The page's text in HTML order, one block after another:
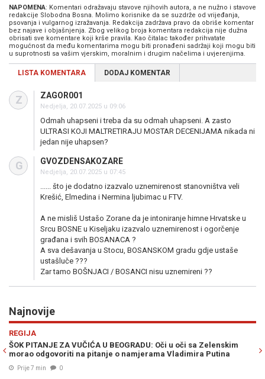
NAPOMENA: Komentari odražavaju stavove njihovih autora, a ne nužno i stavove
redakcije Slobodna Bosna. Molimo korisnike da se suzdrže od vrijeđanja,
psovanja i vulgarnog izražavanja. Redakcija zadržava pravo da obriše komentar
bez najave i objašnjenja. Zbog velikog broja komentara redakcija nije dužna
obrisati sve komentare koji krše pravila. Kao čitalac također prihvatate
mogućnost da među komentarima mogu biti pronađeni sadržaji koji mogu biti
u suprotnosti sa vašim vjerskim, moralnim i drugim načelima i uvjerenjima.
LISTA KOMENTARA DODAJ KOMENTAR
Z ZAGOR001
Nedjelja, 20.07.2025 u 09:06
Odmah uhapseni i treba da su odmah uhapseni. A zasto
ULTRASI KOJI MALTRETIRAJU MOSTAR DECENIJAMA nikada ni
jedan nije uhapsen?
G GVOZDENSAKOZARE
Nedjelja, 20.07.2025 u 07:45
...... što je dodatno izazvalo uznemirenost stanovništva veli
Krešić, Elmedina i Nermina ljubimac u FTV.
A ne misliš Ustašo Zorane da je intoniranje himne Hrvatske u
Srcu BOSNE u Kiseljaku izazvalo uznemirenost i ogorčenje
građana i svih BOSANACA ?
A sva dešavanja u Stocu, BOSANSKOM gradu gdje ustaše
ustašluče ???
Zar tamo BOŠNJACI / BOSANCI nisu uznemireni ??
Najnovije
Zelenskim
Putina
NATO NA NOGAMA: Veliki dron pun eksploziva pao u
na radaru ga niko nije vidio